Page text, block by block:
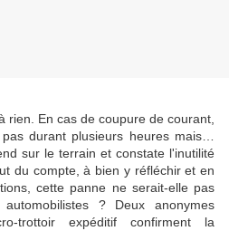
rien. En cas de coupure de courant,
durant plusieurs heures mais…
sur le terrain et constate l'inutilité
du compte, à bien y réfléchir et en
cette panne ne serait-elle pas
? Deux anonymes
trottoir expéditif confirment la